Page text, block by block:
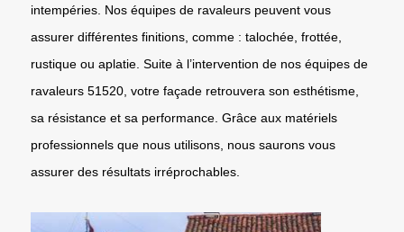
intempéries. Nos équipes de ravaleurs peuvent vous
assurer différentes finitions, comme : talochée, frottée,
rustique ou aplatie. Suite à l’intervention de nos équipes de
ravaleurs 51520, votre façade retrouvera son esthétisme,
sa résistance et sa performance. Grâce aux matériels
professionnels que nous utilisons, nous saurons vous
assurer des résultats irréprochables.